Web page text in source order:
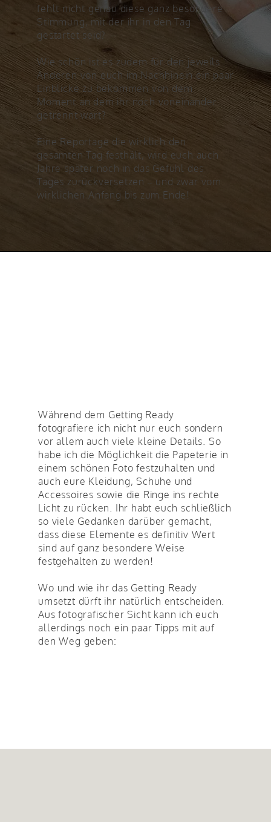
fehlt nicht genau diese ganz besondere
Stimmung, mit der ihr in den Tag
gestartet seid?
Wie schön ist es zudem für den jeweils
Anderen von euch im Nachhinein ein paar
Einblicke zu bekommen von dem
Moment an dem ihr noch voneinander
getrennt wart?
Eine Reportage die wirklich den
gesamten Tag festhält, wird euch auch
Jahre später noch in das Gefühl des
Tages zurückversetzen – und zwar vom
wirklichen Anfang bis zum Ende!
Während dem Getting Ready
fotografiere ich nicht nur euch sondern
vor allem auch viele kleine Details. So
habe ich die Möglichkeit die Papeterie in
einem schönen Foto festzuhalten und
auch eure Kleidung, Schuhe und
Accessoires sowie die Ringe ins rechte
Licht zu rücken. Ihr habt euch schließlich
so viele Gedanken darüber gemacht,
dass diese Elemente es definitiv Wert
sind auf ganz besondere Weise
festgehalten zu werden!
Wo und wie ihr das Getting Ready
umsetzt dürft ihr natürlich entscheiden.
Aus fotografischer Sicht kann ich euch
allerdings noch ein paar Tipps mit auf
den Weg geben: